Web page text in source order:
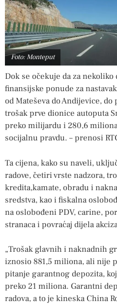
Foto: Monteput
Dok se očekuje da za
finansijske ponude za
od Mateševa do Andijevice, do
trošak prve dionice autoputa
preko milijardu i 280,6
socijalnu pravdu. – prenosi
Ta cijena, kako su naveli,
radove, četiri vrste nadzora,
kredita,kamate, obradu i
sredstva, kao i fiskalna
na oslobođeni PDV, carine,
stranaca i povraćaj dijela
„Trošak glavnih i naknadnih
iznosio 881,5 miliona, ali nije
pitanje garantnog depozita,
preko 21 miliona. Garantni
radova, a to je kineska China